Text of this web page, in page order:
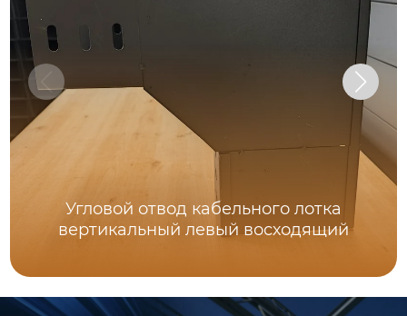
Угловой отвод кабельного лотка
вертикальный левый восходящий